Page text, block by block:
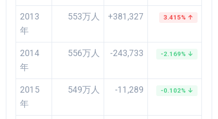
2013
年
553万人 +381,327 3.415% ↑
2014
年
556万人 -243,733 -2.169% ↓
2015
年
549万人 -11,289 -0.102% ↓